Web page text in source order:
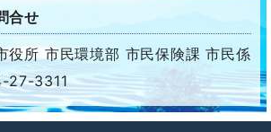
合せ
役所 市民環境部 市民保険課 市民係
27-3311